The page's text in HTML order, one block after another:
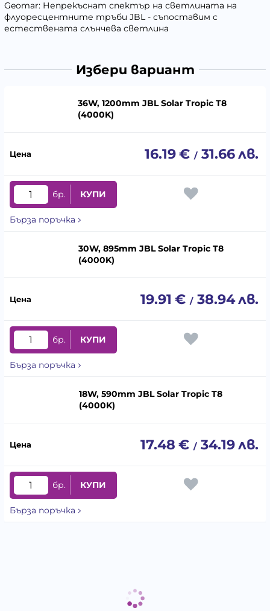
Geomar: Непрекъснат спектър на светлината на
флуоресцентните тръби JBL - съпоставим с
естествената слънчева светлина
Избери вариант
36W, 1200mm JBL Solar Tropic T8
(4000K)
16.19€ / 31.66лв.
бр. КУПИ
Бърза поръчка
30W, 895mm JBL Solar Tropic T8
(4000K)
19.91 € / 38.94лв.
бр. КУПИ
Бърза поръчка
18W, 590mm JBL Solar Tropic T8
(4000K)
17.48 € / 34.19лв.
бр. КУПИ
Бърза поръчка